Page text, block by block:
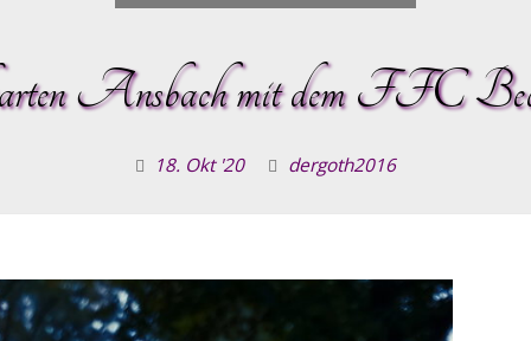
Ansbach mit dem FFC
18. Okt '20
dergoth2016